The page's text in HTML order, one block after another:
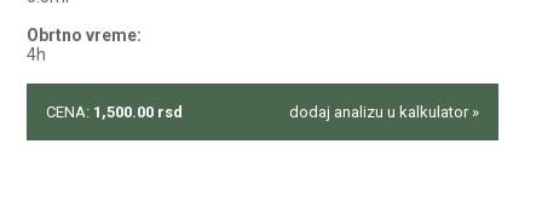
Obrtno vreme:
4h
CENA: 1,500.00 rsd dodaj analizu u kalkulator »